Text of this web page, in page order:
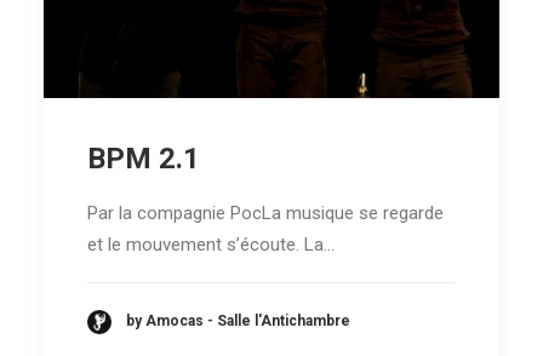
BPM 2.1
Par la compagnie PocLa musique se regarde
et le mouvement s’écoute. La…
by Amocas - Salle l'Antichambre